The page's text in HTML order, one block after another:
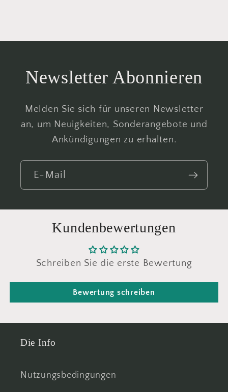
Newsletter Abonnieren
Melden Sie sich für unseren Newsletter
an, um Neuigkeiten, Sonderangebote und
Ankündigungen zu erhalten.
E-Mail
Kundenbewertungen
Schreiben Sie die erste Bewertung
Bewertung schreiben
Die Info
Nutzungsbedingungen